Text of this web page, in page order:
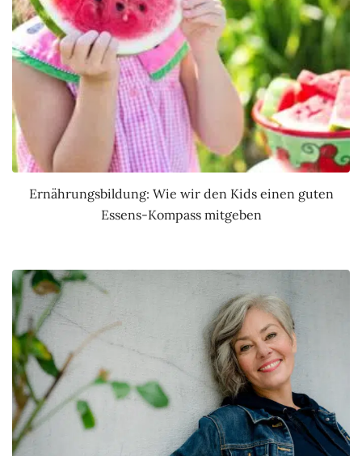
Ernährungsbildung: Wie wir den Kids einen guten
Essens-Kompass mitgeben